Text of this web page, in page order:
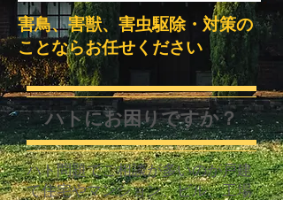
害鳥、害獣、害虫駆除・対策の
ことならお任せください
ハトにお困りですか？
ハト問題でご相談が多いのが戸建
て住宅やマンション、ビル、工場